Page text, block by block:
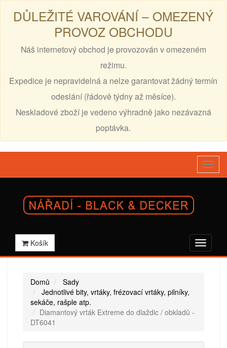
DŮLEŽITÉ VAROVÁNÍ – OMEZENÝ
PROVOZ OBCHODU
Náš internetový obchod je provozován v omezeném
režimu.
Expedice je nepravidelná a nelze garantovat žádný termín
odeslání (řádově týdny až měsíce).
Neskladové zboží je vedeno výhradně jako nezávazná
poptávka.
Košík
Domů
Sady
Jednotlivé bity, vrtáky, frézovací vrtáky, pilníky,
sekáče, rašple atp.
Diamantový vrták Extreme do dlaždic / obkladů -
DT6041